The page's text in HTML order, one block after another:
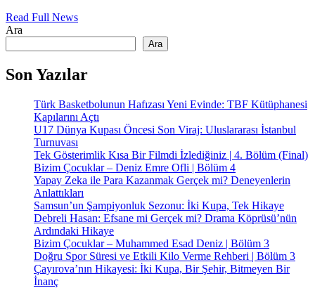
Read Full News
Ara
Ara
Son Yazılar
Türk Basketbolunun Hafızası Yeni Evinde: TBF Kütüphanesi
Kapılarını Açtı
U17 Dünya Kupası Öncesi Son Viraj: Uluslararası İstanbul
Turnuvası
Tek Gösterimlik Kısa Bir Filmdi İzlediğiniz | 4. Bölüm (Final)
Bizim Çocuklar – Deniz Emre Ofli | Bölüm 4
Yapay Zeka ile Para Kazanmak Gerçek mi? Deneyenlerin
Anlattıkları
Samsun’un Şampiyonluk Sezonu: İki Kupa, Tek Hikaye
Debreli Hasan: Efsane mi Gerçek mi? Drama Köprüsü’nün
Ardındaki Hikaye
Bizim Çocuklar – Muhammed Esad Deniz | Bölüm 3
Doğru Spor Süresi ve Etkili Kilo Verme Rehberi | Bölüm 3
Çayırova’nın Hikayesi: İki Kupa, Bir Şehir, Bitmeyen Bir
İnanç